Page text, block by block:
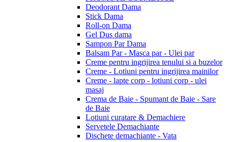
Deodorant Dama
Stick Dama
Roll-on Dama
Gel Dus dama
Sampon Par Dama
Balsam Par - Masca par - Ulei par
Creme pentru ingrijirea tenului si a buzelor
Creme - Lotiuni pentru ingrijirea mainilor
Creme - lapte corp - lotiuni corp - ulei
masaj
Crema de Baie - Spumant de Baie - Sare
de Baie
Lotiuni curatare & Demachiere
Servetele Demachiante
Dischete demachiante - Vata